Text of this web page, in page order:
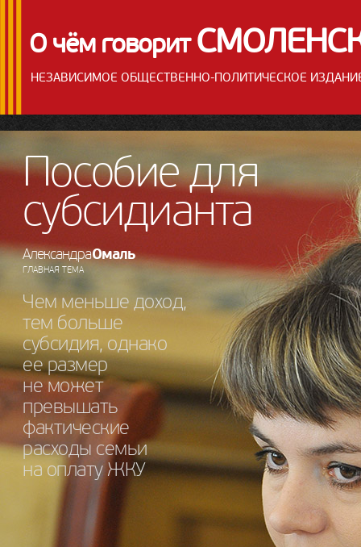
О чём говорит
НЕЗАВИСИМОЕ ОБЩЕСТВЕННО-ПОЛИТИЧЕСКОЕ
Пособие для
субсидианта
АлександраОмаль
ГЛАВНАЯ ТЕМА
Чем меньше доход,
тем больше
субсидия, однако
ее размер
не может
превышать
фактические
расходы семьи
на оплату ЖКУ